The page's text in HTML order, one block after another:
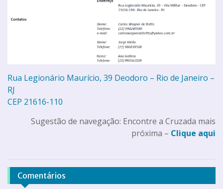
Rua Legionário Maurício, 39 Deodoro – Rio de Janeiro –
RJ
CEP 21616-110
Sugestão de navegação: Encontre a Cruzada mais
próxima – Clique aqui
Comentários